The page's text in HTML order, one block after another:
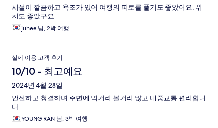
시설이 깔끔하고 욕조가 있어 여행의 피로를 풀기도 좋았어요. 위
치도 좋았구요
juhee 님, 2박 여행
실제 이용 고객 후기
10/10 - 최고예요
2024년 4월 28일
안전하고 청결하며 주변에 먹거리 볼거리 많고 대중교통 편리합니
다
YOUNG RAN 님, 3박 여행